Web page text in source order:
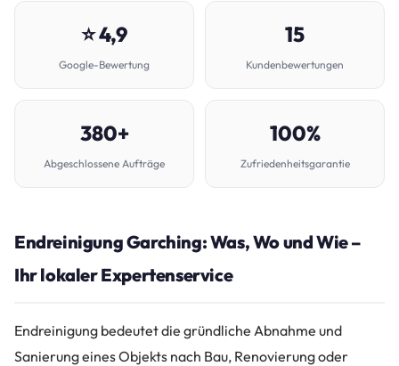
⭐ 4,9
Google-Bewertung
15
Kundenbewertungen
380+
Abgeschlossene Aufträge
100%
Zufriedenheitsgarantie
Endreinigung Garching: Was, Wo und Wie –
Ihr lokaler Expertenservice
Endreinigung bedeutet die gründliche Abnahme und
Sanierung eines Objekts nach Bau, Renovierung oder